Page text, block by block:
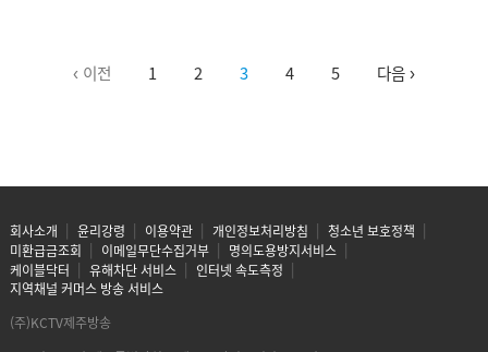
‹ 이전 1 2 3 4 5 다음 ›
회사소개 윤리강령 이용약관 개인정보처리방침
청소년 보호정책
미환급금조회
이메일무단수집거부
명의도용방지서비스
케이블닥터
유해차단 서비스
인터넷 속도측정
지역채널 커머스 방송 서비스
(주)KCTV제주방송